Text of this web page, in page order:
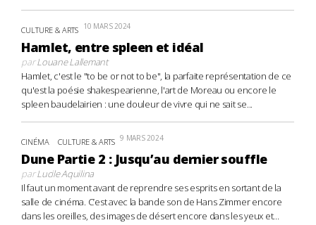
CULTURE & ARTS 10 MARS 2024
Hamlet, entre spleen et idéal
parLouane Lallemant
Hamlet, c'est le "to be or not to be", la parfaite représentation de ce
qu'est la poésie shakespearienne, l'art de Moreau ou encore le
spleen baudelairien : une douleur de vivre qui ne sait se...
CINÉMA CULTURE & ARTS 9 MARS 2024
Dune Partie 2 : Jusqu’au dernier souffle
parLucile Aquilina
Il faut un moment avant de reprendre ses esprits en sortant de la
salle de cinéma. C’est avec la bande son de Hans Zimmer encore
dans les oreilles, des images de désert encore dans les yeux et...